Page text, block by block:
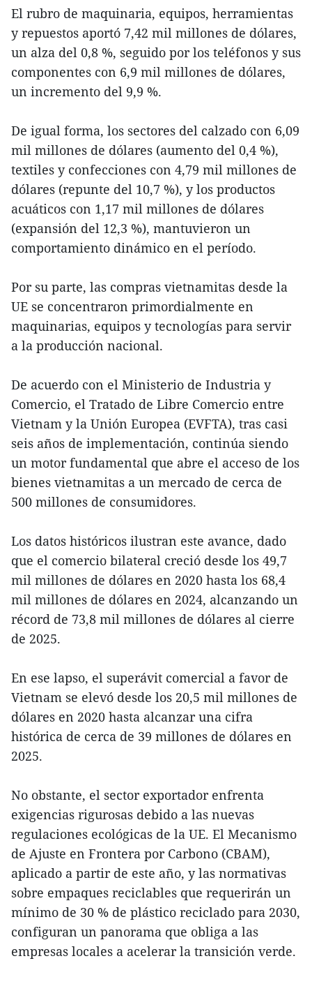
El rubro de maquinaria, equipos, herramientas
y repuestos aportó 7,42 mil millones de dólares,
un alza del 0,8 %, seguido por los teléfonos y sus
componentes con 6,9 mil millones de dólares,
un incremento del 9,9 %.
De igual forma, los sectores del calzado con 6,09
mil millones de dólares (aumento del 0,4 %),
textiles y confecciones con 4,79 mil millones de
dólares (repunte del 10,7 %), y los productos
acuáticos con 1,17 mil millones de dólares
(expansión del 12,3 %), mantuvieron un
comportamiento dinámico en el período.
Por su parte, las compras vietnamitas desde la
UE se concentraron primordialmente en
maquinarias, equipos y tecnologías para servir
a la producción nacional.
De acuerdo con el Ministerio de Industria y
Comercio, el Tratado de Libre Comercio entre
Vietnam y la Unión Europea (EVFTA), tras casi
seis años de implementación, continúa siendo
un motor fundamental que abre el acceso de los
bienes vietnamitas a un mercado de cerca de
500 millones de consumidores.
Los datos históricos ilustran este avance, dado
que el comercio bilateral creció desde los 49,7
mil millones de dólares en 2020 hasta los 68,4
mil millones de dólares en 2024, alcanzando un
récord de 73,8 mil millones de dólares al cierre
de 2025.
En ese lapso, el superávit comercial a favor de
Vietnam se elevó desde los 20,5 mil millones de
dólares en 2020 hasta alcanzar una cifra
histórica de cerca de 39 millones de dólares en
2025.
No obstante, el sector exportador enfrenta
exigencias rigurosas debido a las nuevas
regulaciones ecológicas de la UE. El Mecanismo
de Ajuste en Frontera por Carbono (CBAM),
aplicado a partir de este año, y las normativas
sobre empaques reciclables que requerirán un
mínimo de 30 % de plástico reciclado para 2030,
configuran un panorama que obliga a las
empresas locales a acelerar la transición verde.